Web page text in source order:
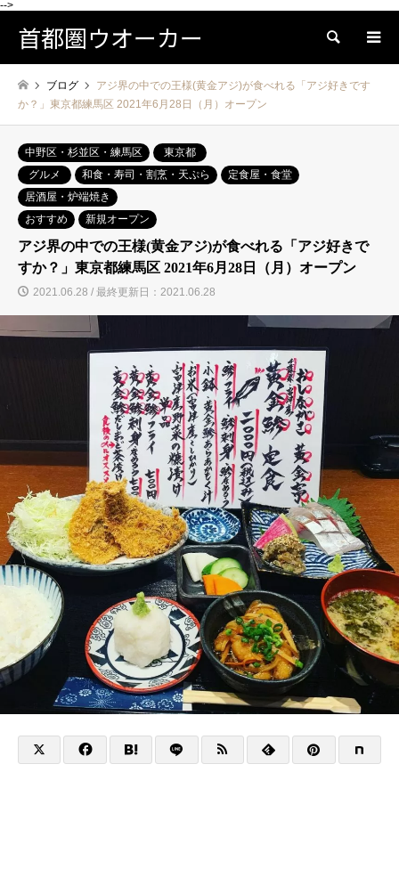
-->
首都圏ウオーカー 検索
ブログ
アジ界の中での王様(黄金アジ)が食べれる「アジ好きです
か？」東京都練馬区 2021年6月28日（月）オープン
中野区・杉並区・練馬区
東京都
グルメ
和食・寿司・割烹・天ぷら
定食屋・食堂
居酒屋・炉端焼き
おすすめ
新規オープン
アジ界の中での王様(黄金アジ)が食べれる「アジ好きで
すか？」東京都練馬区 2021年6月28日（月）オープン
2021.06.28 / 最終更新日：2021.06.28